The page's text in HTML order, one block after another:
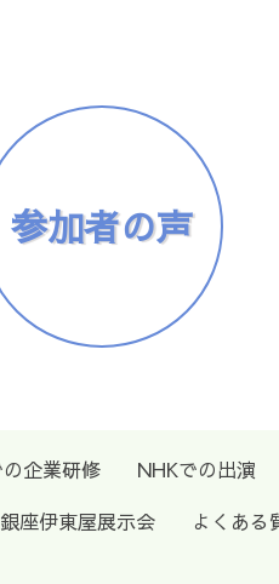
参加者の声
企業研修 NHKでの出演
銀座伊東屋展示会 よくある